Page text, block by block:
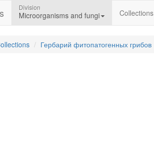
Division
Microorganisms and fungi Collections
Гербарий фитопатогенных грибов